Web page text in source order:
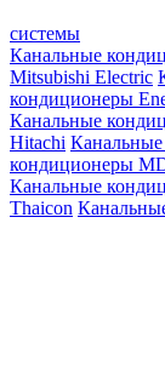
системы
Канальные
Mitsubishi Electric
кондиционеры
Канальные
Hitachi
кондиционеры
Канальные
Thaicon